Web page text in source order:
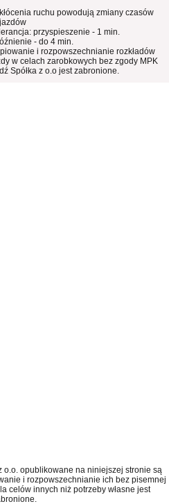
ruchu powodują zmiany czasów
przyspieszenie - 1 min.
- do 4 min.
i rozpowszechnianie rozkładów
w celach zarobkowych bez zgody MPK
Spółka z o.o jest zabronione.
o.o. opublikowane na niniejszej stronie są
i rozpowszechnianie ich bez pisemnej
celów innych niż potrzeby własne jest